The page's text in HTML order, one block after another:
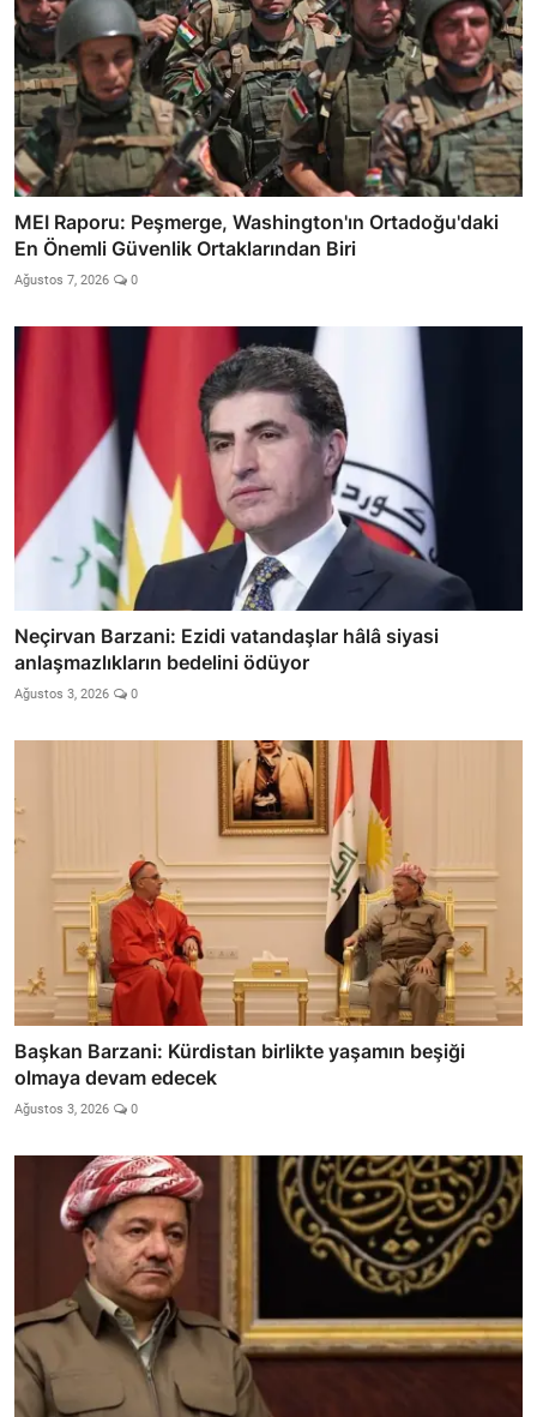
MEI Raporu: Peşmerge, Washington'ın Ortadoğu'daki
En Önemli Güvenlik Ortaklarından Biri
Ağustos 7, 2026 0
Neçirvan Barzani: Ezidi vatandaşlar hâlâ siyasi
anlaşmazlıkların bedelini ödüyor
Ağustos 3, 2026 0
Başkan Barzani: Kürdistan birlikte yaşamın beşiği
olmaya devam edecek
Ağustos 3, 2026 0